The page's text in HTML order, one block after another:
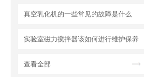
真空乳化机的一些常见的故障是什么
实验室磁力搅拌器该如何进行维护保养
查看全部